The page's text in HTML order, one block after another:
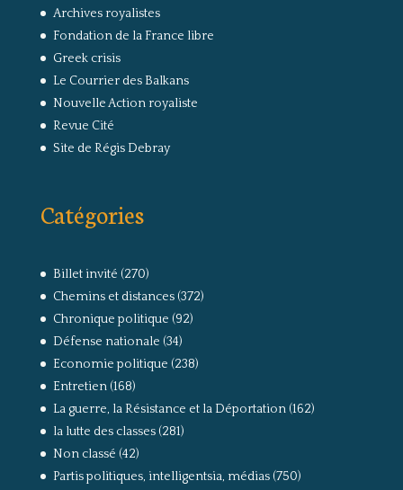
Archives royalistes
Fondation de la France libre
Greek crisis
Le Courrier des Balkans
Nouvelle Action royaliste
Revue Cité
Site de Régis Debray
Catégories
Billet invité (270)
Chemins et distances(372)
Chronique politique (92)
Défense nationale (34)
Economie politique (238)
Entretien(168)
La guerre, la Résistance et la Déportation(162)
la lutte des classes(281)
Non classé (42)
Partis politiques, intelligentsia, médias(750)